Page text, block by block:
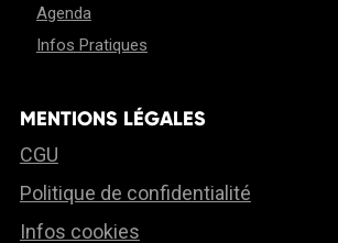
Agenda
Infos Pratiques
MENTIONS LÉGALES
CGU
Politique de confidentialité
Infos cookies